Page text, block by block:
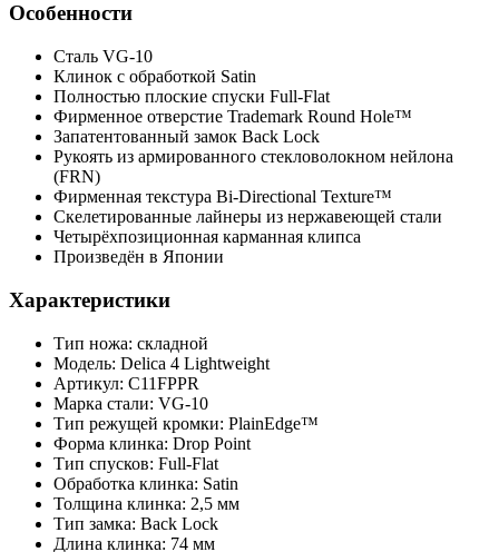
Особенности
Сталь VG-10
Клинок с обработкой Satin
Полностью плоские спуски Full-Flat
Фирменное отверстие Trademark Round Hole™
Запатентованный замок Back Lock
Рукоять из армированного стекловолокном нейлона
(FRN)
Фирменная текстура Bi-Directional Texture™
Скелетированные лайнеры из нержавеющей стали
Четырёхпозиционная карманная клипса
Произведён в Японии
Характеристики
Тип ножа: складной
Модель: Delica 4 Lightweight
Артикул: C11FPPR
Марка стали: VG-10
Тип режущей кромки: PlainEdge™
Форма клинка: Drop Point
Тип спусков: Full-Flat
Обработка клинка: Satin
Толщина клинка: 2,5 мм
Тип замка: Back Lock
Длина клинка: 74 мм